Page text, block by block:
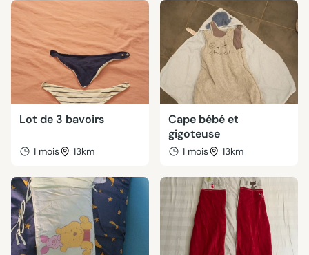
Lot de 3 bavoirs
1 mois 13km
Cape bébé et
gigoteuse
1 mois 13km